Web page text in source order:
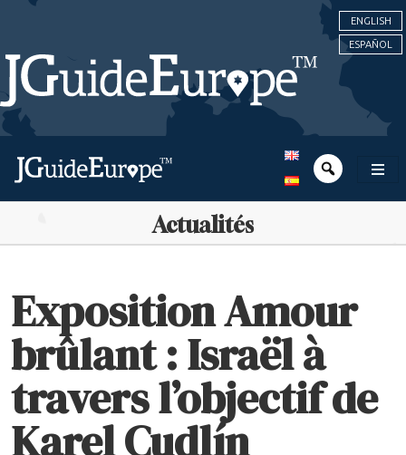
ENGLISH
ESPAÑOL
Actualités
Exposition Amour
brûlant : Israël à
travers l’objectif de
Karel Cudlín